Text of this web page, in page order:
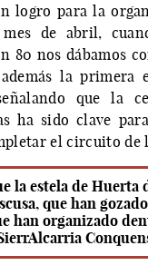
logro para la
de abril,
80 nos dábamos
la primera
que la
ha sido clave
el circuito de
la estela de Huerta
que han
han organizado